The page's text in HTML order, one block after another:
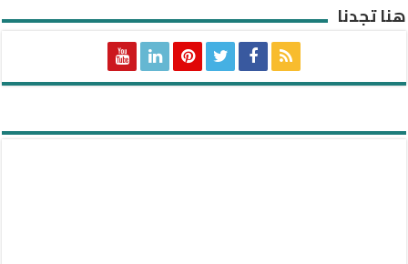
هنا تجدنا